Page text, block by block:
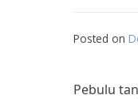
Posted on
Pebulu